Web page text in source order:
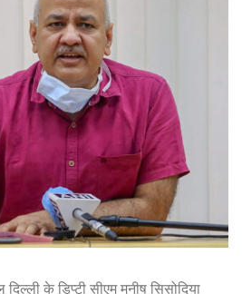
के डिप्टी सीएम मनीष सिसोदिया